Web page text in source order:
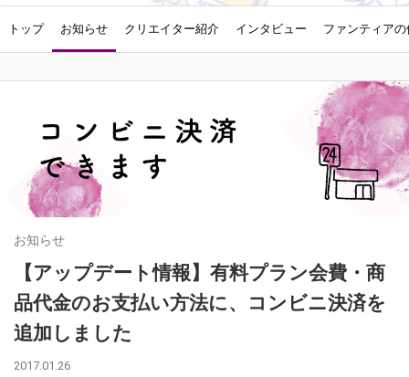
トップ お知らせ クリエイター紹介 インタビュー ファンティア
お知らせ
【アップデート情報】有料プラン会費・商
品代金のお支払い方法に、コンビニ決済を
追加しました
2017.01.26